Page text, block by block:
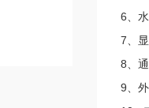
6、
7、
8、
9、